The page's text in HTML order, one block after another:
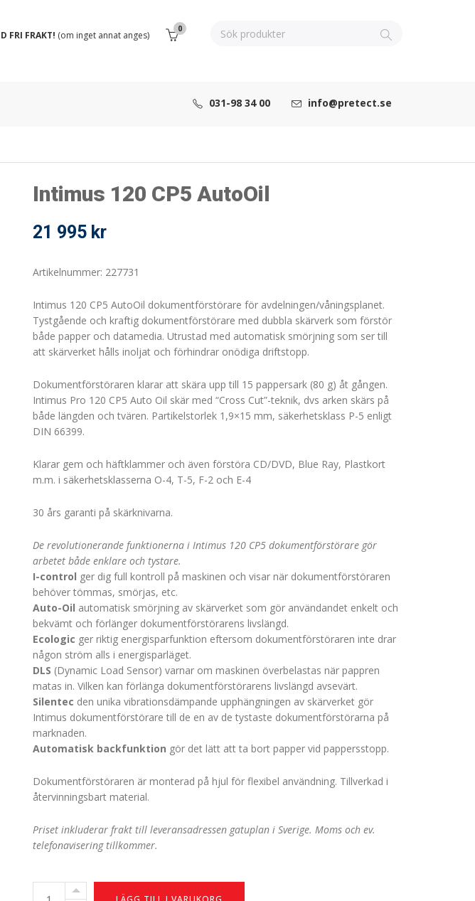
FRI FRAKT! (om inget annat anges)
0
info@pretect.se
031-98 34 00
Intimus 120 CP5 AutoOil
21 995 kr
Artikelnummer: 227731
Intimus 120 CP5 AutoOil dokumentförstörare för avdelningen/våningsplanet.
Tystgående och kraftig dokumentförstörare med dubbla skärverk som förstör
både papper och datamedia. Utrustad med automatisk smörjning som ser till
att skärverket hålls inoljat och förhindrar onödiga driftstopp.
Dokumentförstöraren klarar att skära upp till 15 pappersark (80 g) åt gången.
Intimus Pro 120 CP5 Auto Oil skär med “Cross Cut”-teknik, dvs arken skärs på
både längden och tvären. Partikelstorlek 1,9×15 mm, säkerhetsklass P-5 enligt
DIN 66399.
Klarar gem och häftklammer och även förstöra CD/DVD, Blue Ray, Plastkort
m.m. i säkerhetsklasserna O-4, T-5, F-2 och E-4
30 års garanti på skärknivarna.
De revolutionerande funktionerna i Intimus 120 CP5 dokumentförstörare gör
arbetet både enklare och tystare.
I-control ger dig full kontroll på maskinen och visar när dokumentförstöraren
behöver tömmas, smörjas, etc.
Auto-Oil automatisk smörjning av skärverket som gör användandet enkelt och
bekvämt och förlänger dokumentförstörarens livslängd.
Ecologic ger riktig energisparfunktion eftersom dokumentförstöraren inte drar
någon ström alls i energisparläget.
DLS (Dynamic Load Sensor) varnar om maskinen överbelastas när pappren
matas in. Vilken kan förlänga dokumentförstörarens livslängd avsevärt.
Silentec den unika vibrationsdämpande upphängningen av skärverket gör
Intimus dokumentförstörare till de en av de tystaste dokumentförstörarna på
marknaden.
Automatisk backfunktion gör det lätt att ta bort papper vid pappersstopp.
Dokumentförstöraren är monterad på hjul för flexibel användning. Tillverkad i
återvinningsbart material.
Priset inkluderar frakt till leveransadressen gatuplan i Sverige. Moms och ev.
telefonavisering tillkommer.